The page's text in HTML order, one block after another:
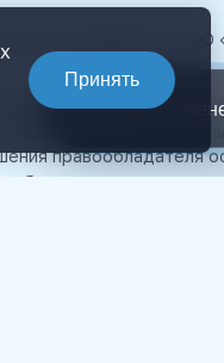
принадлежат ООО
на сайте,
правообладателя
в
Принять
Связаться с